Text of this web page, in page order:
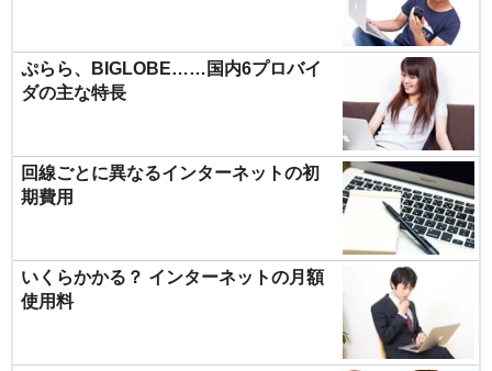
ぷらら、BIGLOBE……国内6プロバイ
ダの主な特長
回線ごとに異なるインターネットの初
期費用
いくらかかる？ インターネットの月額
使用料